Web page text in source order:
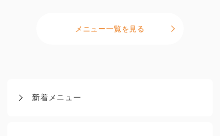
新着メニュー
メニュー一覧を見る